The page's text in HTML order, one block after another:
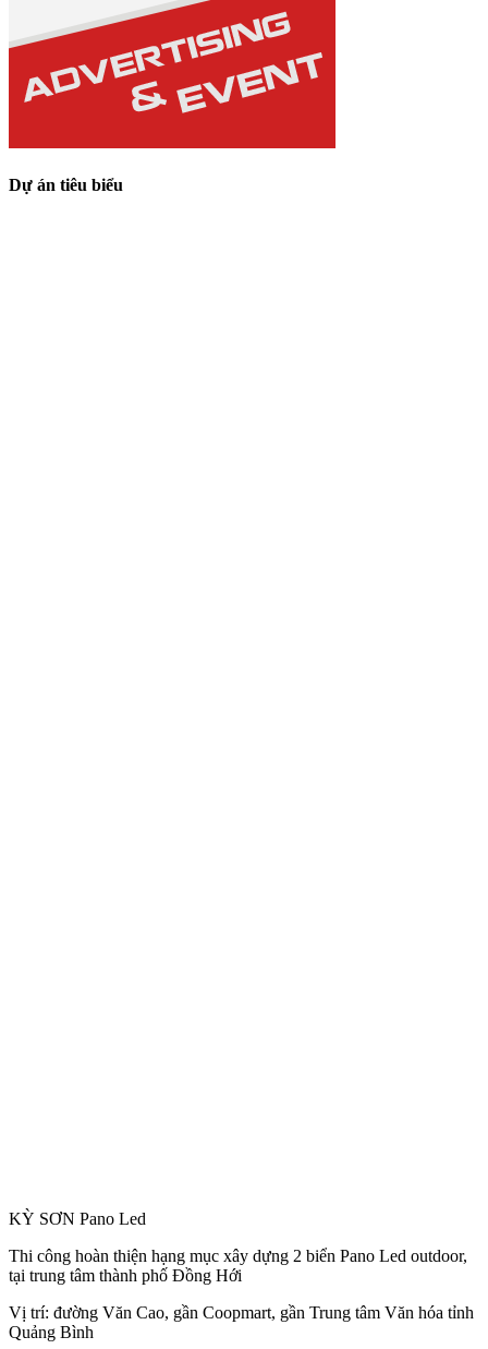
Dự án tiêu biểu
KỲ SƠN Pano Led
Thi công hoàn thiện hạng mục xây dựng 2 biển Pano Led outdoor,
tại trung tâm thành phố Đồng Hới
Vị trí: đường Văn Cao, gần Coopmart, gần Trung tâm Văn hóa tỉnh
Quảng Bình